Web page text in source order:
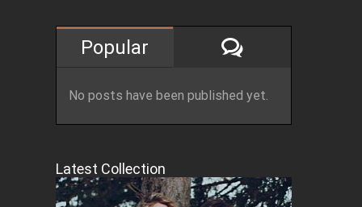
Popular Comments
No posts have been published yet.
Latest Collection